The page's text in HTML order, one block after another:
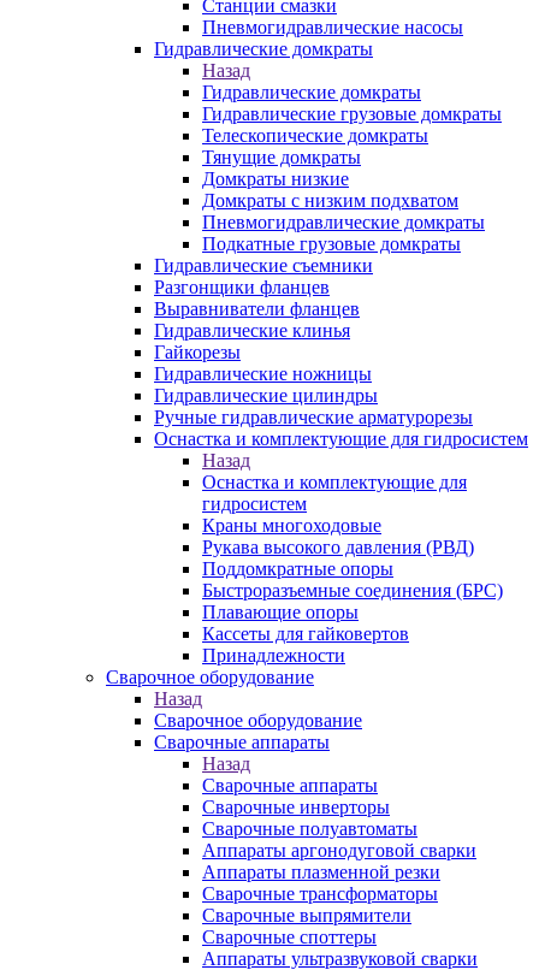
Станции смазки
Пневмогидравлические насосы
Гидравлические домкраты
Назад
Гидравлические домкраты
Гидравлические грузовые домкраты
Телескопические домкраты
Тянущие домкраты
Домкраты низкие
Домкраты с низким подхватом
Пневмогидравлические домкраты
Подкатные грузовые домкраты
Гидравлические съемники
Разгонщики фланцев
Выравниватели фланцев
Гидравлические клинья
Гайкорезы
Гидравлические ножницы
Гидравлические цилиндры
Ручные гидравлические арматурорезы
Оснастка и комплектующие для гидросистем
Назад
Оснастка и комплектующие для
гидросистем
Краны многоходовые
Рукава высокого давления (РВД)
Поддомкратные опоры
Быстроразъемные соединения (БРС)
Плавающие опоры
Кассеты для гайковертов
Принадлежности
Сварочное оборудование
Назад
Сварочное оборудование
Сварочные аппараты
Назад
Сварочные аппараты
Сварочные инверторы
Сварочные полуавтоматы
Аппараты аргонодуговой сварки
Аппараты плазменной резки
Сварочные трансформаторы
Сварочные выпрямители
Сварочные споттеры
Аппараты ультразвуковой сварки